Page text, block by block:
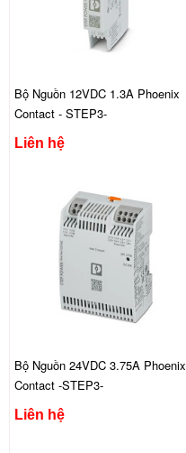
Bộ Nguồn 12VDC 1.3A Phoenix
Contact - STEP3-
PS/1AC/12DC/1.3/PT
Liên hệ
Bộ Nguồn 24VDC 3.75A Phoenix
Contact -STEP3-
PS/1AC/24DC/3.75/PT/CO
Liên hệ